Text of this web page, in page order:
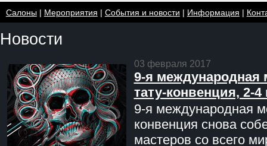
Салоны| Мероприятия | События и новости | Информация |
Новости
03 февраля 2017
9-я международная
тату-конвенция, 2-
9-я международная
конвенция снова
мастеров со всего